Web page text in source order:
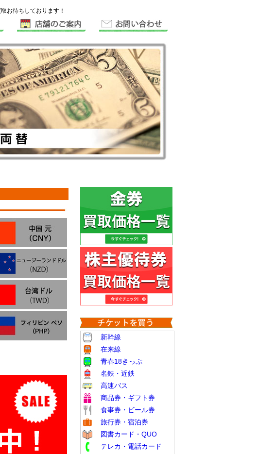
お待ちしております！
新幹線
在来線
青春18きっぷ
名鉄・近鉄
高速バス
商品券・ギフト券
食事券・ビール券
旅行券・宿泊券
図書カード・QUO
テレカ・電話カード